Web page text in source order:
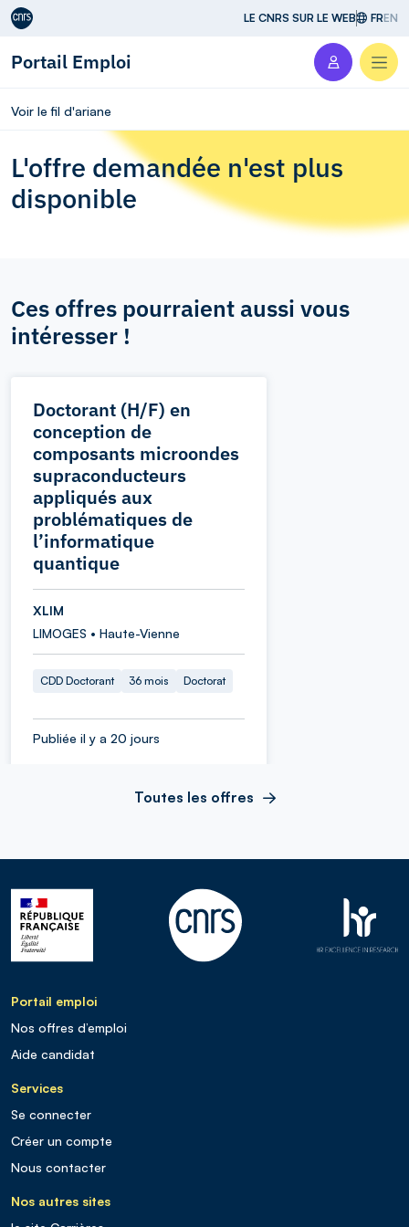
Aller au contenu LE CNRS SUR LE WEB FREN
Portail Emploi
Voir le fil d'ariane
L'offre demandée n'est plus
disponible
Ces offres pourraient aussi vous
intéresser !
Doctorant (H/F) en
conception de
composants microondes
supraconducteurs
appliqués aux
problématiques de
l’informatique
quantique
XLIM
LIMOGES • Haute-Vienne
CDD Doctorant 36 mois Doctorat
Publiée il y a 20 jours
Toutes les offres
Portail emploi
Nos offres d’emploi
Aide candidat
Services
Se connecter
Créer un compte
Nous contacter
Nos autres sites